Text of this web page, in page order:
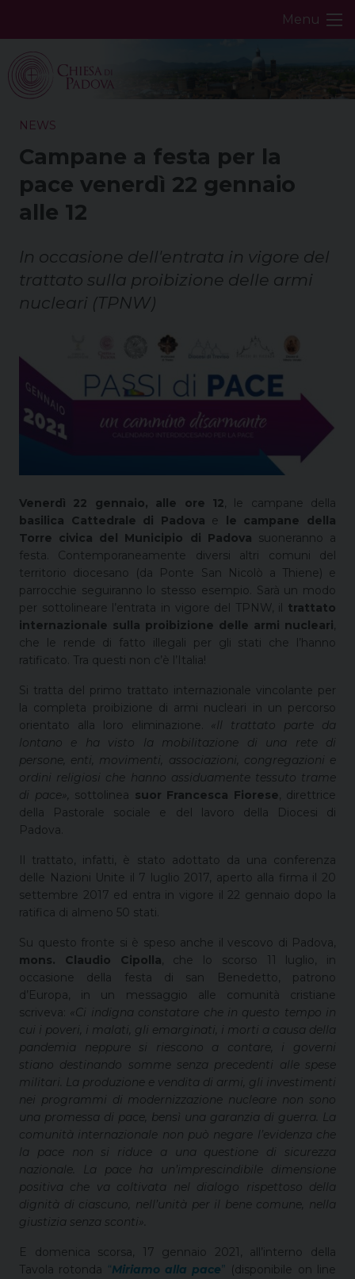
Menu
NEWS
Campane a festa per la
pace venerdì 22 gennaio
alle 12
In occasione dell'entrata in vigore del
trattato sulla proibizione delle armi
nucleari (TPNW)
Venerdì 22 gennaio, alle ore 12, le campane della
basilica Cattedrale di Padova e
le campane della
Torre civica del Municipio di Padova suoneranno a
festa. Contemporaneamente diversi altri comuni del
territorio diocesano (da Ponte San Nicolò a Thiene) e
parrocchie seguiranno lo stesso esempio. Sarà un modo
per sottolineare l’entrata in vigore del TPNW, il trattato
internazionale sulla proibizione delle armi nucleari,
che le rende di fatto illegali per gli stati che l’hanno
ratificato. Tra questi non c’è l’Italia!
Si tratta del primo trattato internazionale vincolante per
la completa proibizione di armi nucleari in un percorso
orientato alla loro eliminazione. «Il trattato parte da
lontano e ha visto la mobilitazione di una rete di
persone, enti, movimenti, associazioni, congregazioni e
ordini religiosi che hanno assiduamente tessuto trame
di pace»,
sottolinea suor Francesca Fiorese, direttrice
della Pastorale sociale e del lavoro della Diocesi di
Padova.
Il trattato, infatti, è stato adottato da una conferenza
delle Nazioni Unite il 7 luglio 2017, aperto alla firma il 20
settembre 2017 ed entra in vigore il 22 gennaio dopo la
ratifica di almeno 50 stati.
Su questo fronte si è speso anche il vescovo di Padova,
mons. Claudio Cipolla, che lo scorso 11 luglio, in
occasione della festa di san Benedetto, patrono
d’Europa, in un messaggio alle comunità cristiane
scriveva: «Ci indigna constatare che in questo tempo in
cui i poveri, i malati, gli emarginati, i morti a causa della
pandemia neppure si riescono a contare, i governi
stiano destinando somme senza precedenti alle spese
militari. La produzione e vendita di armi, gli investimenti
nei programmi di modernizzazione nucleare non sono
una promessa di pace, bensì una garanzia di guerra. La
comunità internazionale non può negare l’evidenza che
la pace non si riduce a una questione di sicurezza
nazionale. La pace ha un’imprescindibile dimensione
positiva che va coltivata nel dialogo rispettoso della
dignità di ciascuno, nell’unità per il bene comune, nella
giustizia senza sconti».
E domenica scorsa, 17 gennaio 2021, all’interno della
Tavola rotonda “Miriamo alla pace” (disponibile on line